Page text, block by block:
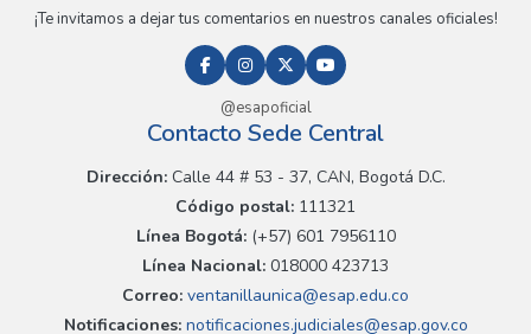
¡Te invitamos a dejar tus comentarios en nuestros canales oficiales!
@esapoficial
Contacto Sede Central
Dirección:Calle 44 # 53 - 37, CAN, Bogotá D.C.
Código postal: 111321
Línea Bogotá:(+57) 601 7956110
Línea Nacional: 018000 423713
Correo: ventanillaunica@esap.edu.co
Notificaciones:notificaciones.judiciales@esap.gov.co